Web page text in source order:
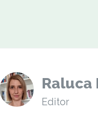
Raluca
Editor